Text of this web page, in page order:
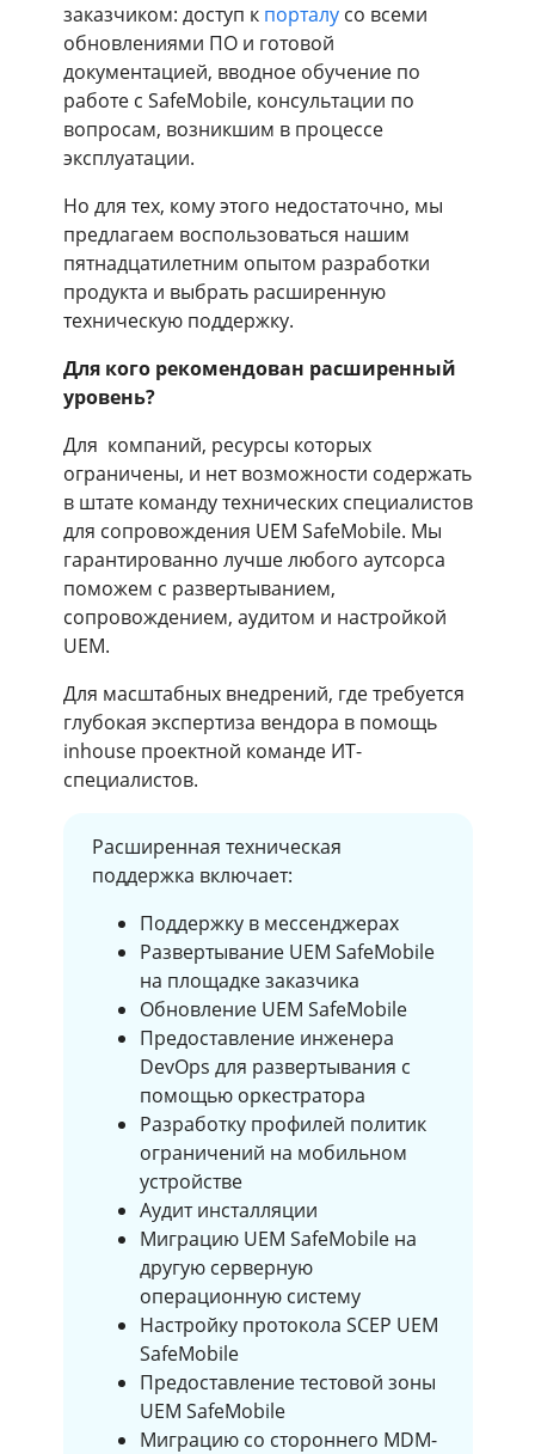
заказчиком: доступ к порталусо всеми
обновлениями ПО и готовой
документацией, вводное обучение по
работе с SafeMobile, консультации по
вопросам, возникшим в процессе
эксплуатации.
Но для тех, кому этого недостаточно, мы
предлагаем воспользоваться нашим
пятнадцатилетним опытом разработки
продукта и выбрать расширенную
техническую поддержку.
Для кого рекомендован расширенный
уровень?
Для компаний, ресурсы которых
ограничены, и нет возможности содержать
в штате команду технических специалистов
для сопровождения UEM SafeMobile. Мы
гарантированно лучше любого аутсорса
поможем с развертыванием,
сопровождением, аудитом и настройкой
UEM.
Для масштабных внедрений, где требуется
глубокая экспертиза вендора в помощь
inhouse проектной команде ИТ-
специалистов.
Расширенная техническая
поддержка включает:
Поддержку в мессенджерах
Развертывание UEM SafeMobile
на площадке заказчика
Обновление UEM SafeMobile
Предоставление инженера
DevOps для развертывания с
помощью оркестратора
Разработку профилей политик
ограничений на мобильном
устройстве
Аудит инсталляции
Миграцию UEM SafeMobile на
другую серверную
операционную систему
Настройку протокола SCEP UEM
SafeMobile
Предоставление тестовой зоны
UEM SafeMobile
Миграцию со стороннего MDM-